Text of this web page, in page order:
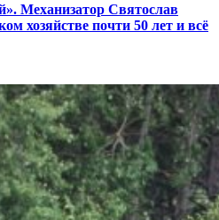
Механизатор Святослав
хозяйстве почти 50 лет и всё